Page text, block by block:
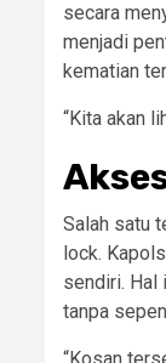
secara
menjadi
kematian
“Kita akan
Salah satu
lock.
sendiri. Hal
tanpa